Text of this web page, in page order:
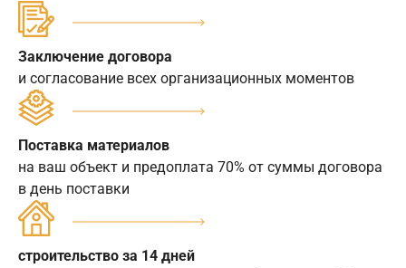
Заключение договора
и согласование всех организационных моментов
Поставка материалов
на ваш объект и предоплата 70% от суммы договора
в день поставки
строительство за 14 дней